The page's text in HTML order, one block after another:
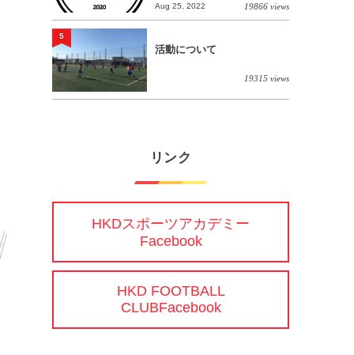
Aug 25, 2022 19866 views
活動について
19315 views
5
リンク
HKDスポーツアカデミー
Facebook
HKD FOOTBALL
CLUBFacebook